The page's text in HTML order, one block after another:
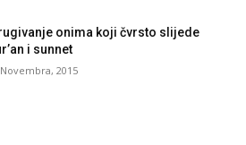
onima koji čvrsto slijede
i sunnet
2015